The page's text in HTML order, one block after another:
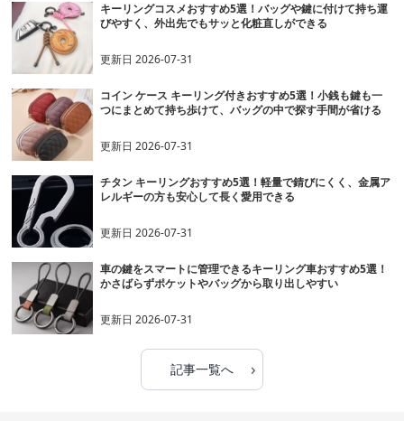
キーリングコスメおすすめ5選！バッグや鍵に付けて持ち運
びやすく、外出先でもサッと化粧直しができる
更新日2026-07-31
コイン ケース キーリング付きおすすめ5選！小銭も鍵も一
つにまとめて持ち歩けて、バッグの中で探す手間が省ける
更新日2026-07-31
チタン キーリングおすすめ5選！軽量で錆びにくく、金属ア
レルギーの方も安心して長く愛用できる
更新日2026-07-31
車の鍵をスマートに管理できるキーリング車おすすめ5選！
かさばらずポケットやバッグから取り出しやすい
更新日2026-07-31
記事一覧へ ›